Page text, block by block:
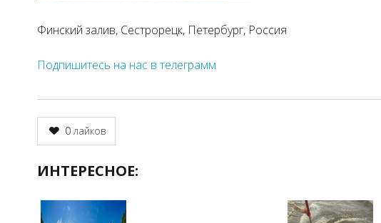
Финский залив, Сестрорецк, Петербург, Россия
Подпишитесь на нас в телеграмм
0лайков
ИНТЕРЕСНОЕ: